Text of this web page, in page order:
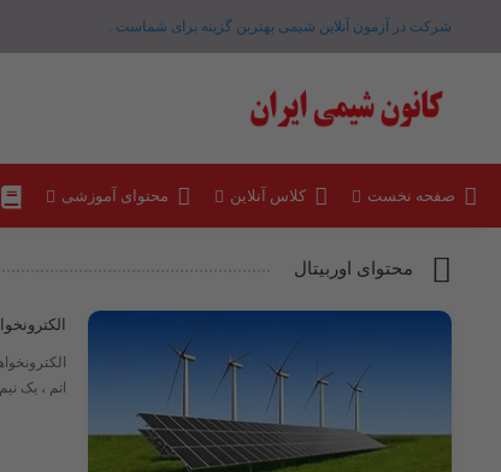
شرکت در آزمون آنلاین شیمی بهترین گزینه برای شماست .
صفحه نخست کلاس آنلاین محتوای آموزشی
محتوای اوربیتال
اتم ، یک